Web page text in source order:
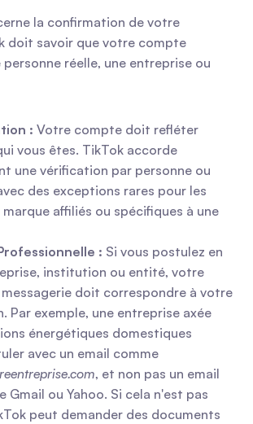
la confirmation de votre
doit savoir que votre compte
réelle, une entreprise ou
: Votre compte doit refléter
vous êtes. TikTok accorde
une vérification par personne ou
des exceptions rares pour les
affiliés ou spécifiques à une
: Si vous postulez en
institution ou entité, votre
doit correspondre à votre
Par exemple, une entreprise axée
énergétiques domestiques
, et non pas un email
Gmail ou Yahoo. Si cela n'est pas
peut demander des documents